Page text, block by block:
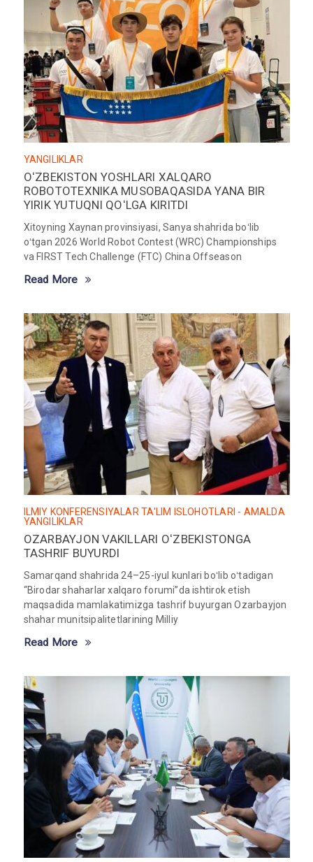
YANGILIKLAR
OʻZBEKISTON YOSHLARI XALQARO
ROBOTOTEXNIKA MUSOBAQASIDA YANA BIR
YIRIK YUTUQNI QOʻLGA KIRITDI
Xitoyning Xaynan provinsiyasi, Sanya shahrida boʻlib
oʻtgan 2026 World Robot Contest (WRC) Championships
va FIRST Tech Challenge (FTC) China Offseason
Read More
ILMIY KONFERENSIYALAR TA'LIM ISLOHOTLARI - AMALDA
YANGILIKLAR
OZARBAYJON VAKILLARI OʻZBEKISTONGA
TASHRIF BUYURDI
Samarqand shahrida 24–25-iyul kunlari boʻlib oʻtadigan
“Birodar shaharlar xalqaro forumi”da ishtirok etish
maqsadida mamlakatimizga tashrif buyurgan Ozarbayjon
shahar munitsipalitetlarining Milliy
Read More